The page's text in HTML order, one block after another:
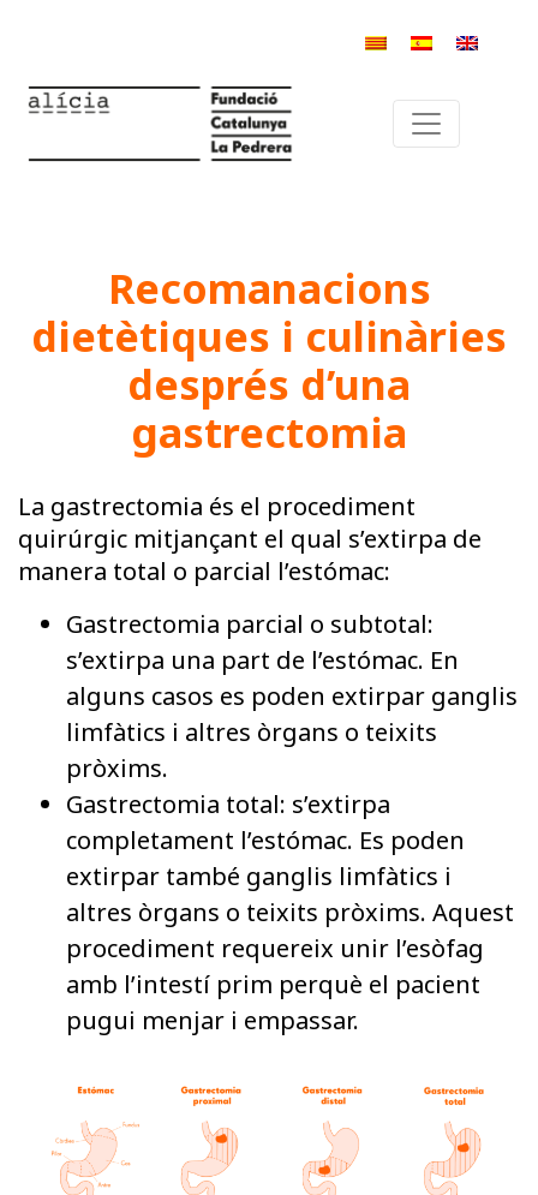
Recomanacions
dietètiques i culinàries
després d’una
gastrectomia
La gastrectomia és el procediment
quirúrgic mitjançant el qual s’extirpa de
manera total o parcial l’estómac:
Gastrectomia parcial o subtotal:
s’extirpa una part de l’estómac. En
alguns casos es poden extirpar ganglis
limfàtics i altres òrgans o teixits
pròxims.
Gastrectomia total: s’extirpa
completament l’estómac. Es poden
extirpar també ganglis limfàtics i
altres òrgans o teixits pròxims. Aquest
procediment requereix unir l’esòfag
amb l’intestí prim perquè el pacient
pugui menjar i empassar.